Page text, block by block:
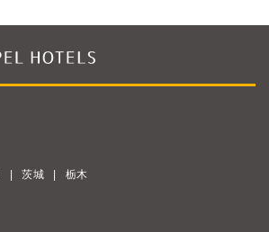
茨城 栃木